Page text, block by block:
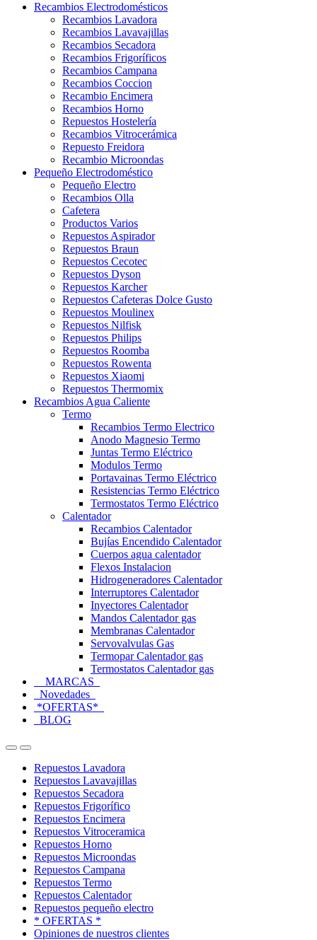
Recambios Electrodomésticos
Recambios Lavadora
Recambios Lavavajillas
Recambios Secadora
Recambios Frigoríficos
Recambios Campana
Recambios Coccion
Recambio Encimera
Recambios Horno
Repuestos Hostelería
Recambios Vitrocerámica
Repuesto Freidora
Recambio Microondas
Pequeño Electrodoméstico
Pequeño Electro
Recambios Olla
Cafetera
Productos Varios
Repuestos Aspirador
Repuestos Braun
Repuestos Cecotec
Repuestos Dyson
Repuestos Karcher
Repuestos Cafeteras Dolce Gusto
Repuestos Moulinex
Repuestos Nilfisk
Repuestos Philips
Repuestos Roomba
Repuestos Rowenta
Repuestos Xiaomi
Repuestos Thermomix
Recambios Agua Caliente
Termo
Recambios Termo Electrico
Anodo Magnesio Termo
Juntas Termo Eléctrico
Modulos Termo
Portavainas Termo Eléctrico
Resistencias Termo Eléctrico
Termostatos Termo Eléctrico
Calentador
Recambios Calentador
Bujías Encendido Calentador
Cuerpos agua calentador
Flexos Instalacion
Hidrogeneradores Calentador
Interruptores Calentador
Inyectores Calentador
Mandos Calentador gas
Membranas Calentador
Servovalvulas Gas
Termopar Calentador gas
Termostatos Calentador gas
MARCAS
Novedades
*OFERTAS*
BLOG
OpenClose
Repuestos Lavadora
Repuestos Lavavajillas
Repuestos Secadora
Repuestos Frigorífico
Repuestos Encimera
Repuestos Vitroceramica
Repuestos Horno
Repuestos Microondas
Repuestos Campana
Repuestos Termo
Repuestos Calentador
Repuestos pequeño electro
* OFERTAS *
Opiniones de nuestros clientes